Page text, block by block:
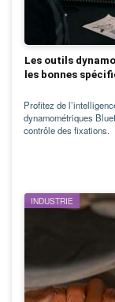
Les outils
les bonnes
Profitez de
dynamométriques
contrôle des fixations.
INDUSTRIE